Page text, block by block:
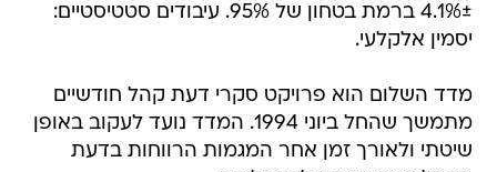
4.1%± ברמת בטחון של 95%. עיבודים סטטיסטיים:
יסמין אלקלעי.
מדד השלום הוא פרויקט סקרי דעת קהל חודשיים
מתמשך שהחל ביוני 1994. המדד נועד לעקוב באופן
שיטתי ולאורך זמן אחר המגמות הרווחות בדעת